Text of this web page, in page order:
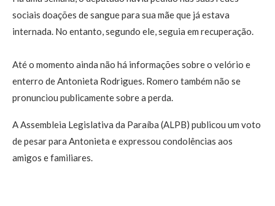
sociais doações de sangue para sua mãe que já estava
internada. No entanto, segundo ele, seguia em recuperação.
Até o momento ainda não há informações sobre o velório e
enterro de Antonieta Rodrigues. Romero também não se
pronunciou publicamente sobre a perda.
A Assembleia Legislativa da Paraíba (ALPB) publicou um voto
de pesar para Antonieta e expressou condolências aos
amigos e familiares.